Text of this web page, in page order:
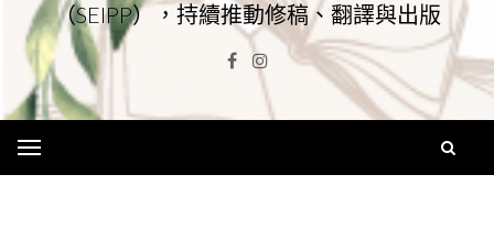
（SEIPP），持續推動修稿、翻譯與出版
Facebook
Instagram